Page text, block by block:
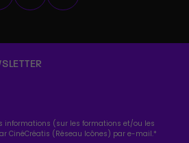
informations (sur les formations et/ou les
CinéCréatis (Réseau Icônes) par e-mail.*